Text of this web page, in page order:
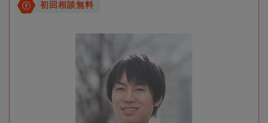
初回相談無料